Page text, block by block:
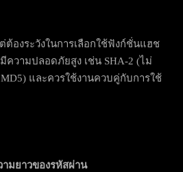
องระวังในการเลือกใช้ฟังก์ชั่นแฮช
ความปลอดภัยสูง เช่น SHA-2 (ไม่
และควรใช้งานควบคู่กับการใช้
มยาวของรหัสผ่าน